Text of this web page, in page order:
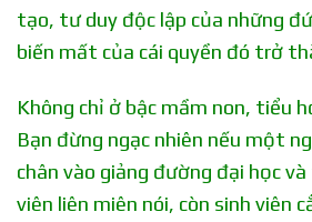
tạo, tư duy độc lập của những
biến mất của cái quyền đó trở
Không chỉ ở bậc mầm non, tiểu
Bạn đừng ngạc nhiên nếu một
chân vào giảng đường đại học
viên liên miên nói, còn sinh viên